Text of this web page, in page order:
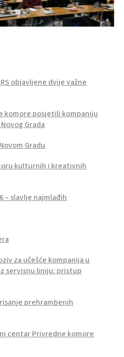
objavljene dvije važne
komore posjetili kompaniju
Grada
Gradu
kulturnih i kreativnih
– slavlje najmlađih
za učešće kompanija u
servisnu liniju: pristup
prehrambenih
centar Privredne komore